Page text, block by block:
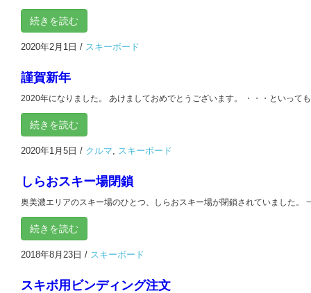
続きを読む
2020年2月1日 / スキーボード
謹賀新年
2020年になりました。 あけましておめでとうございます。 ・・・といって
続きを読む
2020年1月5日 / クルマ, スキーボード
しらおスキー場閉鎖
奥美濃エリアのスキー場のひとつ、しらおスキー場が閉鎖されていました。
続きを読む
2018年8月23日 / スキーボード
スキボ用ビンディング注文